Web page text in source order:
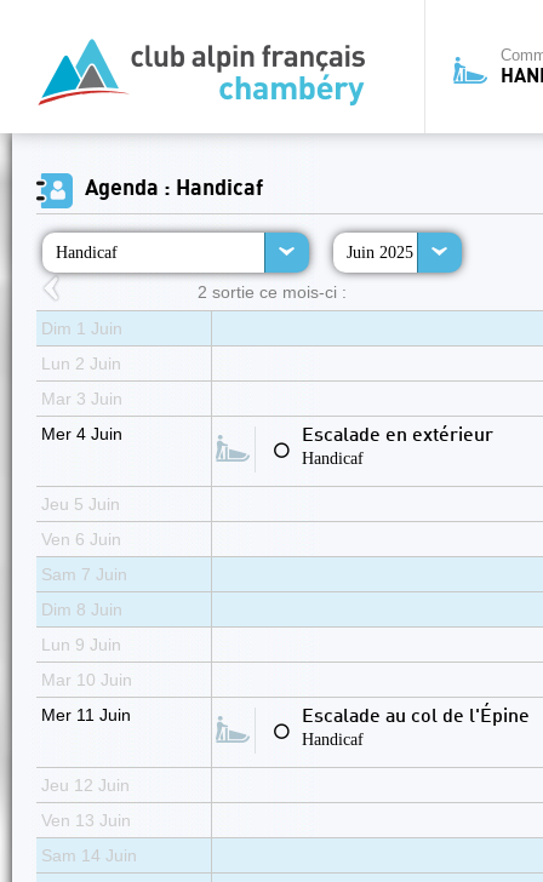
Agenda : Handicaf
Handicaf Juin 2025
2 sortie ce mois-ci :
Dim 1 Juin
Lun 2 Juin
Mar 3 Juin
Mer 4 Juin
⚪
Escalade en extérieur
Handicaf
Jeu 5 Juin
Ven 6 Juin
Sam 7 Juin
Dim 8 Juin
Lun 9 Juin
Mar 10 Juin
Mer 11 Juin
⚪
Escalade au col de l'Épine
Handicaf
Jeu 12 Juin
Ven 13 Juin
Sam 14 Juin